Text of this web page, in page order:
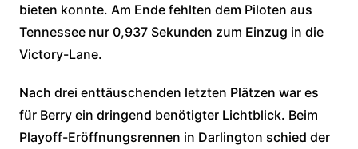
bieten konnte. Am Ende fehlten dem Piloten aus
Tennessee nur 0,937 Sekunden zum Einzug in die
Victory-Lane.
Nach drei enttäuschenden letzten Plätzen war es
für Berry ein dringend benötigter Lichtblick. Beim
Playoff-Eröffnungsrennen in Darlington schied der